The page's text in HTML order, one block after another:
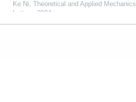
Ke Ni, Theoretical and Applied Mechanics
Letters
2024